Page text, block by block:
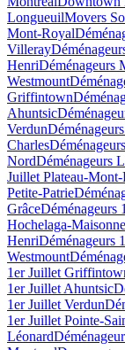
LongueuilMovers
Mont-Royal
Villeray
HenriDéménageurs
Westmount
Griffintown
Ahuntsic
Verdun
Charles
NordDéménageurs
Juillet Plateau-
Petite-Patrie
GrâceDéménageurs
Hochelaga-
HenriDéménageurs
Westmount
1er Juillet
1er Juillet Ahuntsic
1er Juillet Verdun
1er Juillet Pointe-
Léonard